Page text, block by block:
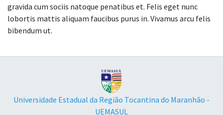
gravida cum sociis natoque penatibus et. Felis eget nunc
lobortis mattis aliquam faucibus purus in. Vivamus arcu felis
bibendum ut.
Universidade Estadual da Região Tocantina do Maranhão -
UEMASUL